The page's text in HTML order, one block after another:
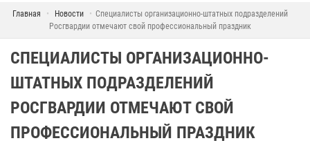
Главная Новости
Специалисты организационно-штатных подразделений
Росгвардии отмечают свой профессиональный праздник
СПЕЦИАЛИСТЫ ОРГАНИЗАЦИОННО-
ШТАТНЫХ ПОДРАЗДЕЛЕНИЙ
РОСГВАРДИИ ОТМЕЧАЮТ СВОЙ
ПРОФЕССИОНАЛЬНЫЙ ПРАЗДНИК